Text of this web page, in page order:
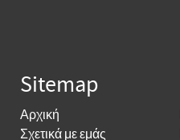
Sitemap
Αρχική
Σχετικά με εμάς